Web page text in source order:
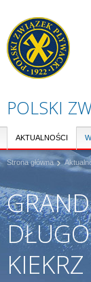
POLSKI
AKTUALNOŚCI
Strona główna
KIEKRZ